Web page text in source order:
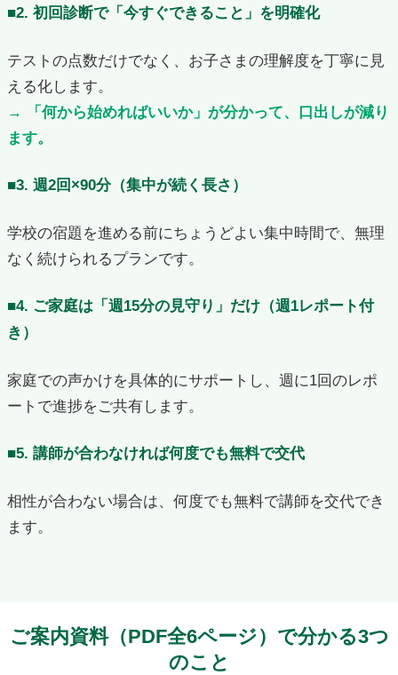
■2. 初回診断で「今すぐできること」を明確化
テストの点数だけでなく、お子さまの理解度を丁寧に見
える化します。
→ 「何から始めればいいか」が分かって、口出しが減り
ます。
■3. 週2回×90分（集中が続く長さ）
学校の宿題を進める前にちょうどよい集中時間で、無理
なく続けられるプランです。
■4. ご家庭は「週15分の見守り」だけ（週1レポート付
き）
家庭での声かけを具体的にサポートし、週に1回のレポ
ートで進捗をご共有します。
■5. 講師が合わなければ何度でも無料で交代
相性が合わない場合は、何度でも無料で講師を交代でき
ます。
ご案内資料（PDF全6ページ）で分かる3つ
のこと